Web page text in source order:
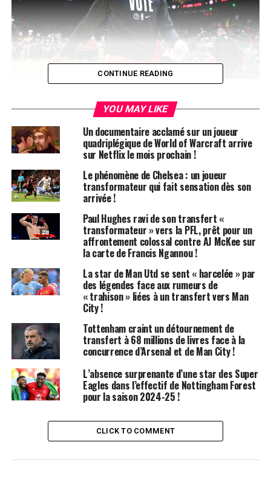
Un parcours fulgurant en NBA
AJ Griffin, l’un des joueurs les plus prometteurs du
repêchage NBA 2022, envisage sérieusement de mettre
un terme à sa carrière après seulement deux saisons
dans la ligue. Pour de nombreux athlètes, le rêve de voir
leur nom appelé lors de la nuit du repêchage est le
couronnement d’années de travail acharné. Cependant,
alors que certains parviennent à s’imposer
durablement, d’autres doivent malheureusement ranger
leurs baskets bien trop tôt.
Des débuts prometteurs
Choisi en 16ème position par lesAtlanta Hawks, Griffin,
main pour devenir une belle surprise de ce repêchage. Sa
première saison a été encourageante, avec une moyenne
de 8,9 points par match, un taux de réussite de 46,5 %
au tir et 39 % à trois points. Beaucoup s’attendaient à ce
qu’il réalise une progression significative lors de sa
deuxième année.
Des défis inattendus
Malheureusement, lasaison 2023a été marquée par des
CONTINUE READING
YOU MAY LIKE
Un documentaire acclamé sur un joueur
quadriplégique de World of Warcraft arrive
sur Netflix le mois prochain !
Le phénomène de Chelsea : un joueur
transformateur qui fait sensation dès son
arrivée !
Paul Hughes ravi de son transfert «
transformateur » vers la PFL, prêt pour un
affrontement colossal contre AJ McKee sur
la carte de Francis Ngannou !
La star de Man Utd se sent « harcelée » par
des légendes face aux rumeurs de
« trahison » liées à un transfert vers Man
City !
Tottenham craint un détournement de
transfert à 68 millions de livres face à la
concurrence d’Arsenal et de Man City !
L’absence surprenante d’une star des Super
Eagles dans l’effectif de Nottingham Forest
pour la saison 2024-25 !
CLICK TO COMMENT